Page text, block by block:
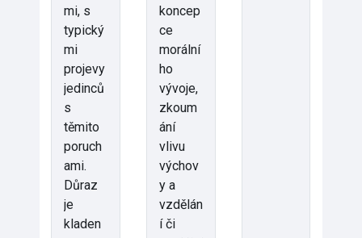
mi, s
typický
mi
projevy
jedinců
s
těmito
poruch
ami.
Důraz
je
kladen
koncep
ce
morální
ho
vývoje,
zkoum
ání
vlivu
výchov
y a
vzdělán
í či